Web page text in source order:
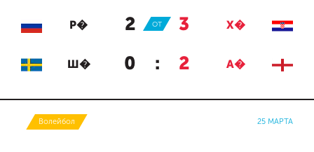
Р� 2 : 3 Х�
ОТ
Ш� 0 : 2 А�
Волейбол 25 МАРТА